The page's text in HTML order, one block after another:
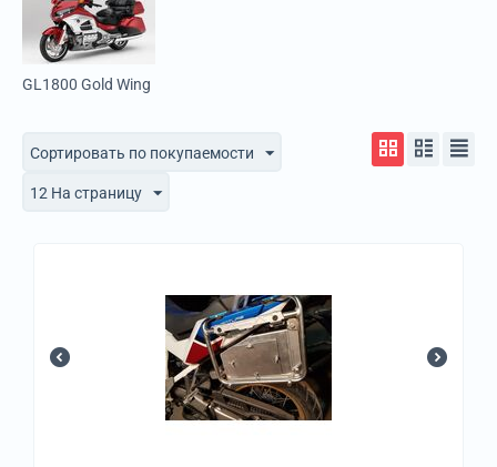
GL1800 Gold Wing
Сортировать по покупаемости
12 На страницу